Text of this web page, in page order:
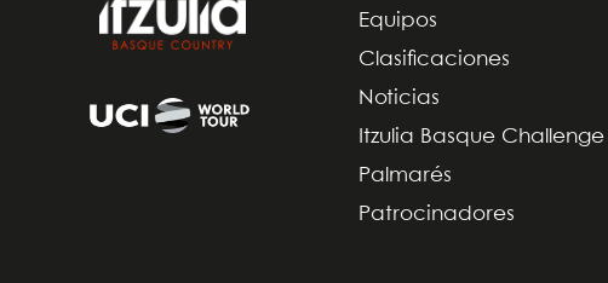
Equipos
Clasificaciones
Noticias
Itzulia Basque Challenge
Palmarés
Patrocinadores